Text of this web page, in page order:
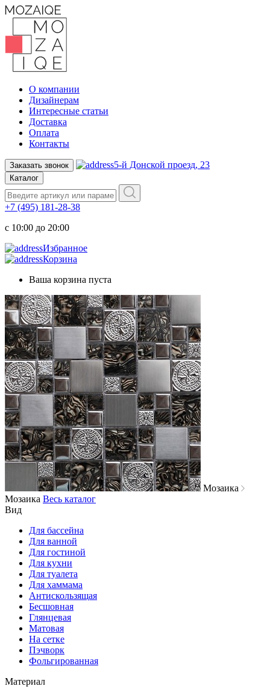
О компании
Дизайнерам
Интересные статьи
Доставка
Оплата
Контакты
Заказать звонок 5-й Донской проезд, 23
Каталог
+7 (495) 181-28-38
c 10:00 до 20:00
Избранное
Корзина
Ваша корзина пуста
Мозаика
Мозаика Весь каталог
Вид
Для бассейна
Для ванной
Для гостиной
Для кухни
Для туалета
Для хаммама
Антискользящая
Бесшовная
Глянцевая
Матовая
На сетке
Пэчворк
Фольгированная
Материал